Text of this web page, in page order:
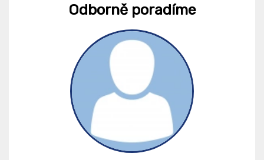
Odborně poradíme